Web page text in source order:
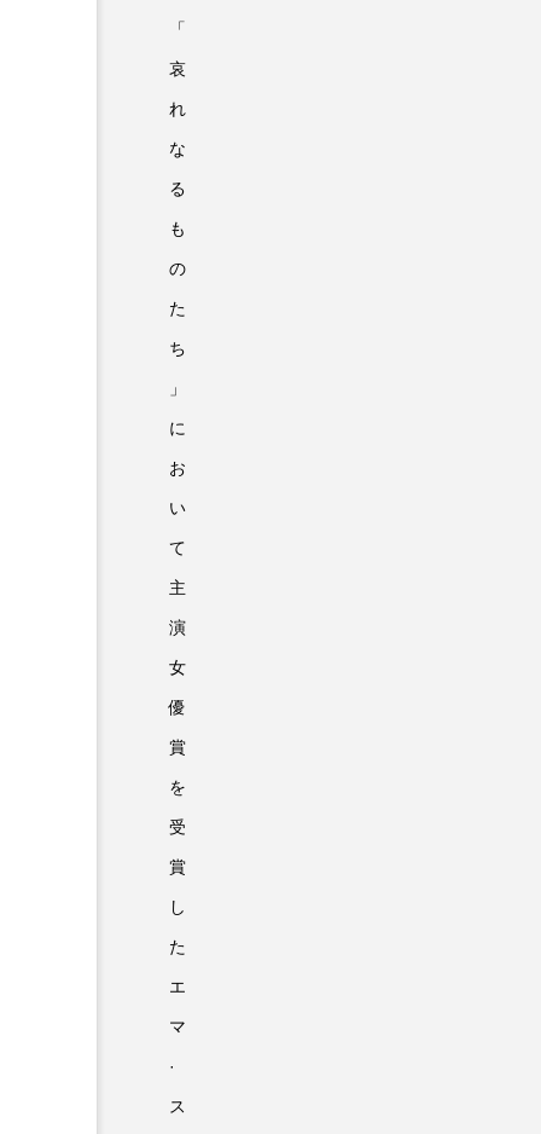
「
哀
れ
な
る
も
の
た
ち
」
に
お
い
て
主
演
女
優
賞
を
受
賞
し
た
エ
マ
·
ス